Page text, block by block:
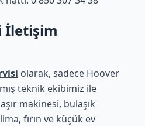
İletişim
olarak, sadece Hoover
teknik ekibimiz ile
makinesi, bulaşık
fırın ve küçük ev